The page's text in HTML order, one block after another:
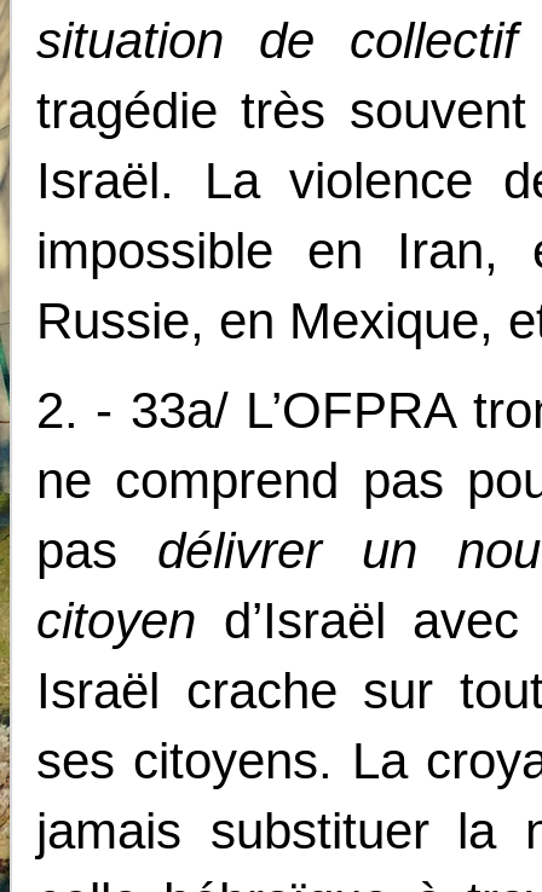
situation de collectif
tragédie très
Israël. La violence
impossible en Iran,
Russie, en Mexique,
2. - 33a/ L’OFPRA
ne comprend pas
pas délivrer un
citoyen d’Israël
Israël crache sur
ses citoyens. La
jamais substituer la